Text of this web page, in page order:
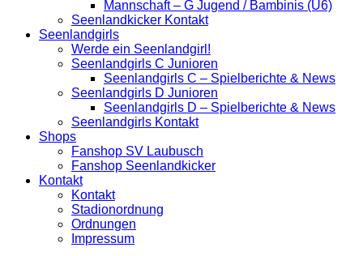
Mannschaft – G Jugend / Bambinis (U6)
Seenlandkicker Kontakt
Seenlandgirls
Werde ein Seenlandgirl!
Seenlandgirls C Junioren
Seenlandgirls C – Spielberichte & News
Seenlandgirls D Junioren
Seenlandgirls D – Spielberichte & News
Seenlandgirls Kontakt
Shops
Fanshop SV Laubusch
Fanshop Seenlandkicker
Kontakt
Kontakt
Stadionordnung
Ordnungen
Impressum